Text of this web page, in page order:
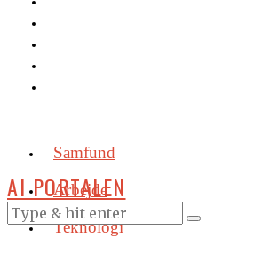
Samfund
Arbejde
Teknologi
AI PORTALEN